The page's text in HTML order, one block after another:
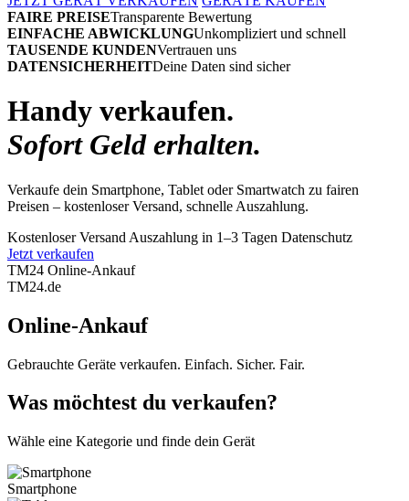
FAIRE PREISETransparente Bewertung
EINFACHE ABWICKLUNGUnkompliziert und schnell
TAUSENDE KUNDENVertrauen uns
DATENSICHERHEITDeine Daten sind sicher
Handy verkaufen.
Sofort Geld erhalten.
Verkaufe dein Smartphone, Tablet oder Smartwatch zu fairen
Preisen – kostenloser Versand, schnelle Auszahlung.
Kostenloser Versand Auszahlung in 1–3 Tagen Datenschutz
Jetzt verkaufen
TM24 Online-Ankauf
TM24.de
Online-Ankauf
Gebrauchte Geräte verkaufen. Einfach. Sicher. Fair.
Was möchtest du verkaufen?
Wähle eine Kategorie und finde dein Gerät
Smartphone